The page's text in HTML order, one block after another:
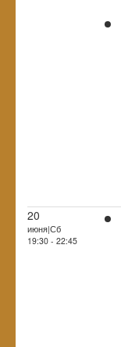
20
июня|Сб
19:30 - 22:45